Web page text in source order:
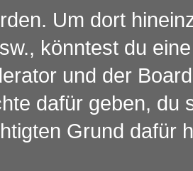
Um dort
könntest du
und der
dafür geben, du
Grund dafür